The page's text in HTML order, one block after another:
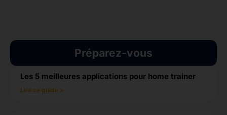
Préparez-vous
Les 5 meilleures applications pour home trainer
Lire ce guide »